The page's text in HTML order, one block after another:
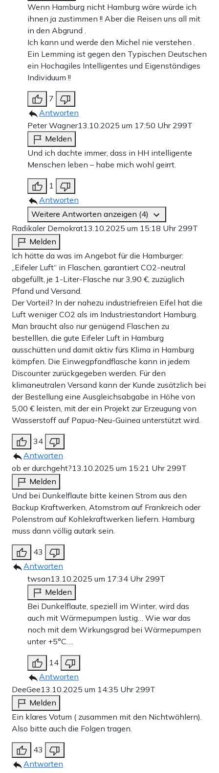
Wenn Hamburg nicht Hamburg wäre würde ich
ihnen ja zustimmen !! Aber die Reisen uns all mit
in den Abgrund .
Ich kann und werde den Michel nie verstehen .
Ein Lemming ist gegen den Typischen Deutschen
ein Hochagiles Intelligentes und Eigenständiges
Individuum !!
7
Antworten
Peter Wagner13.10.2025 um 17:50 Uhr 299T
Melden
Und ich dachte immer, dass in HH intelligente
Menschen leben – habe mich wohl geirrt.
1
Antworten
Weitere Antworten anzeigen (4)
Radikaler Demokrat13.10.2025 um 15:18 Uhr 299T
Melden
Ich hätte da was im Angebot für die Hamburger:
„Eifeler Luft“ in Flaschen, garantiert CO2-neutral
abgefüllt, je 1-Liter-Flasche nur 3,90 €, zuzüglich
Pfand und Versand.
Der Vorteil? In der nahezu industriefreien Eifel hat die
Luft weniger CO2 als im Industriestandort Hamburg.
Man braucht also nur genügend Flaschen zu
bestelllen, die gute Eifeler Luft in Hamburg
ausschütten und damit aktiv fürs Klima in Hamburg
kämpfen. Die Einwegpfandflasche kann in jedem
Discounter zurückgegeben werden. Für den
klimaneutralen Versand kann der Kunde zusätzlich bei
der Bestellung eine Ausgleichsabgabe in Höhe von
5,00 € leisten, mit der ein Projekt zur Erzeugung von
Wasserstoff auf Papua-Neu-Guinea unterstützt wird.
34
Antworten
ob er durchgeht?13.10.2025 um 15:21 Uhr 299T
Melden
Und bei Dunkelflaute bitte keinen Strom aus den
Backup Kraftwerken, Atomstrom auf Frankreich oder
Polenstrom auf Kohlekraftwerken liefern. Hamburg
muss dann völlig autark sein.
43
Antworten
twsan13.10.2025 um 17:34 Uhr 299T
Melden
Bei Dunkelflaute, speziell im Winter, wird das
auch mit Wärmepumpen lustig… Wie war das
noch mit dem Wirkungsgrad bei Wärmepumpen
unter +5°C….
14
Antworten
DeeGee13.10.2025 um 14:35 Uhr 299T
Melden
Ein klares Votum ( zusammen mit den Nichtwählern).
Also bitte auch die Folgen tragen.
43
Antworten